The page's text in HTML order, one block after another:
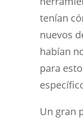
tenían
nuevos
habían
para
Un gran